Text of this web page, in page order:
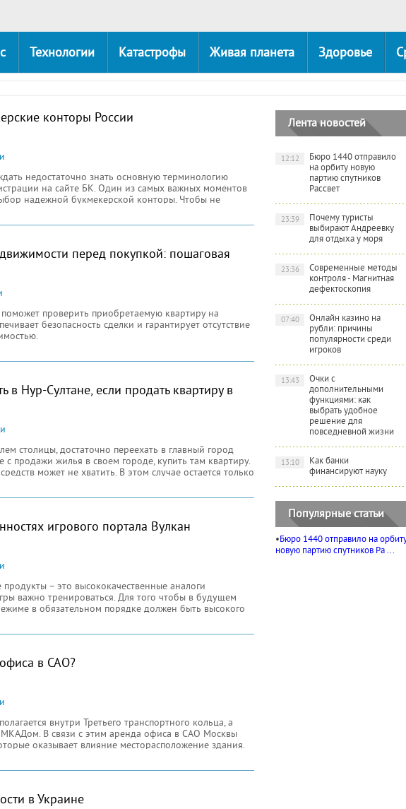
Технологии Катастрофы Живая планета Здоровье
конторы России
недостаточно знать основную терминологию
на сайте БК. Один из самых важных моментов
надежной букмекерской конторы. Чтобы не
перед покупкой: пошаговая
поможет проверить приобретаемую квартиру на
безопасность сделки и гарантирует отсутствие
Нур-Султане, если продать квартиру в
столицы, достаточно переехать в главный город
продажи жилья в своем городе, купить там квартиру.
может не хватить. В этом случае остается только
игрового портала Вулкан
продукты – это высококачественные аналоги
важно тренироваться. Для того чтобы в будущем
в обязательном порядке должен быть высокого
в САО?
внутри Третьего транспортного кольца, а
В связи с этим аренда офиса в САО Москвы
оказывает влияние месторасположение здания.
в Украине
Лента новостей
Бюро 1440 отправило
на орбиту новую
партию спутников
Рассвет
12:12
Почему туристы
выбирают Андреевку
для отдыха у моря
23:39
Современные методы
контроля - Магнитная
дефектоскопия
23:36
Онлайн казино на
рубли: причины
популярности среди
игроков
07:40
Очки с
дополнительными
функциями: как
выбрать удобное
решение для
повседневной жизни
13:43
Как банки
финансируют науку
13:10
Популярные статьи
•Бюро 1440 отправило на
новую партию спутников Ра ...